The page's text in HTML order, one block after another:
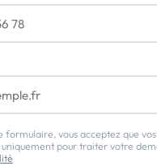
formulaire, vous acceptez que
uniquement pour traiter votre